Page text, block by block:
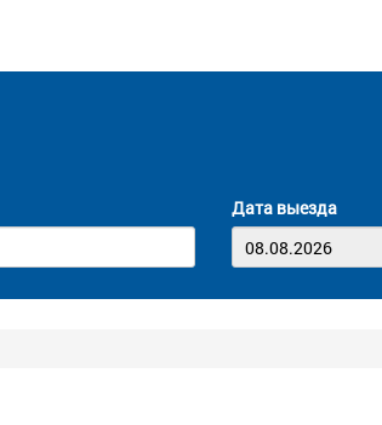
Дата выезда